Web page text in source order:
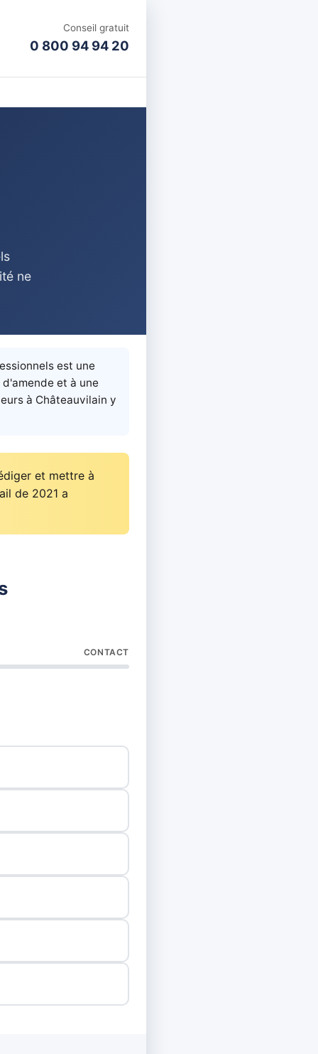
Conseil gratuit
0 800 94 94 20
ne
est une
et à une
à Châteauvilain y
et mettre à
de 2021 a
CONTACT